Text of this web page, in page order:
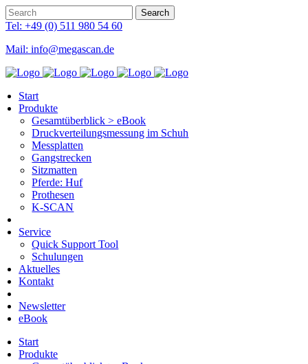
Tel: +49 (0) 511 980 54 60
Mail: info@megascan.de
Start
Produkte
Gesamtüberblick > eBook
Druckverteilungsmessung im Schuh
Messplatten
Gangstrecken
Sitzmatten
Pferde: Huf
Prothesen
K-SCAN
Service
Quick Support Tool
Schulungen
Aktuelles
Kontakt
Newsletter
eBook
Start
Produkte